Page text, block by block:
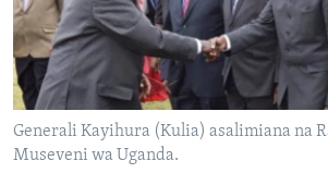
Generali Kayihura (Kulia) asalimiana na
Museveni wa Uganda.